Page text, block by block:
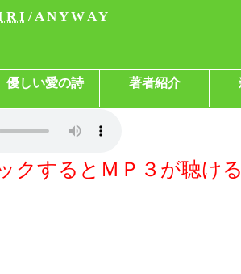
R I / A N Y W A Y
優しい愛の詩 著者紹介
クするとＭＰ３が聴け